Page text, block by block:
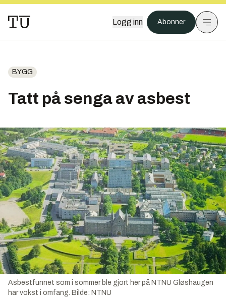
Logg inn Abonner
BYGG
Tatt på senga av asbest
Asbestfunnet som i sommer ble gjort her på NTNU Gløshaugen
har vokst i omfang. Bilde: NTNU